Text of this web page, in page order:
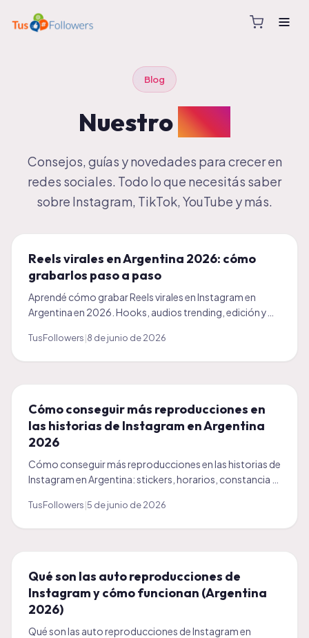
Blog
NuestroBlog
Consejos, guías y novedades para crecer en
redes sociales. Todo lo que necesitás saber
sobre Instagram, TikTok, YouTube y más.
Reels virales en Argentina 2026: cómo
grabarlos paso a paso
Aprendé cómo grabar Reels virales en Instagram en
Argentina en 2026. Hooks, audios trending, edición y
TusFollowers|8 de junio de 2026
Cómo conseguir más reproducciones en
las historias de Instagram en Argentina
2026
Cómo conseguir más reproducciones en las historias de
Instagram en Argentina: stickers, horarios, constancia y
TusFollowers|5 de junio de 2026
Qué son las auto reproducciones de
Instagram y cómo funcionan (Argentina
2026)
Qué son las auto reproducciones de Instagram en